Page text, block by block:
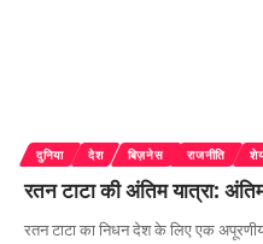
दुनिया देश बिज़नेस राजनीति
रतन टाटा की अंतिम यात्रा:
रतन टाटा का निधन देश के लिए एक अपूरणीय